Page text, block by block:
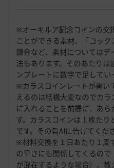
※オーキルア記念コインの交
ことができる素材、「コッ
錬金など、素材については
法もあります。そのあたり
ンプレートに数字で足してい
※カラスコインレートが書い
えるのは結構大変なのでカ
に入れることを前提に、あ
す。カラスコインは１枚たり
です。その旨AIに告げてくだ
※材料交換を１日あたり１周
の早さにも関係してくるの
が混在するような場合）、